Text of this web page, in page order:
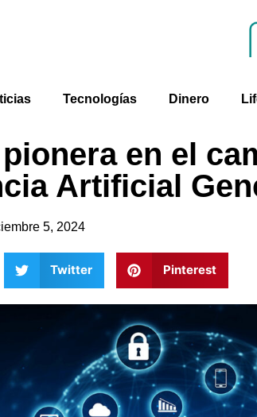
Tecnologías Dinero
en el
Artificial
5, 2024
Twitter Pinterest